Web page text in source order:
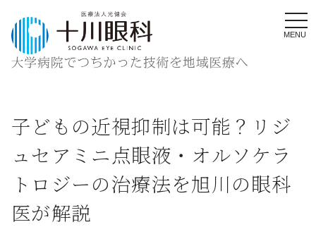
MENU
子どもの近視抑制は可能？リジ
ュセアミニ点眼液・オルソケラ
トロジーの治療法を旭川の眼科
医が解説